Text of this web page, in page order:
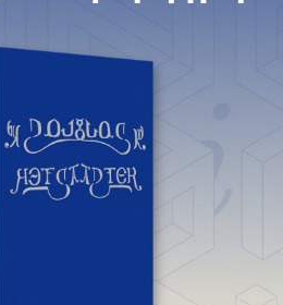
런지 나도 궁금해진다.북한산 둘레길 -
걷기여행 맨 위에 있는 책 제목이 [대한
의 꽃이 그리워서 더욱 읽고 싶은 책
은 10대 후반과 2대 중반까지 북한산
되살리게 하는 책인 듯 싶다.아이랑 함
올라갔던 산이라고 이야기해주고 싶
께 나온 서울의 7대 명산의 모습도 보
국어 도전기 김원곤 지음 / 맛있는공
국어를 도전한다는 건 정말 굉장하